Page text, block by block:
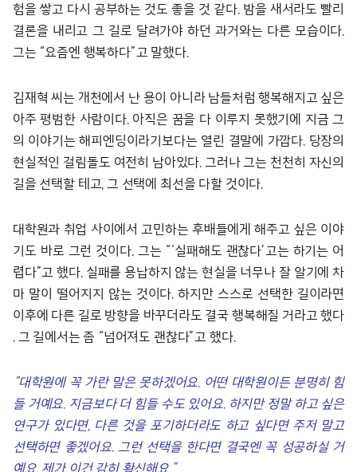
험을 쌓고 다시 공부하는 것도 좋을 것 같다. 밤을 새서라도 빨리
결론을 내리고 그 길로 달려가야 하던 과거와는 다른 모습이다.
그는 “요즘엔 행복하다”고 말했다.
김재혁 씨는 개천에서 난 용이 아니라 남들처럼 행복해지고 싶은
아주 평범한 사람이다. 아직은 꿈을 다 이루지 못했기에 지금 그
의 이야기는 해피엔딩이라기보다는 열린 결말에 가깝다. 당장의
현실적인 걸림돌도 여전히 남아있다. 그러나 그는 천천히 자신의
길을 선택할 테고, 그 선택에 최선을 다할 것이다.
대학원과 취업 사이에서 고민하는 후배들에게 해주고 싶은 이야
기도 바로 그런 것이다. 그는 “‘실패해도 괜찮다’고는 하기는 어
렵다”고 했다. 실패를 용납하지 않는 현실을 너무나 잘 알기에 차
마 말이 떨어지지 않는 것이다. 하지만 스스로 선택한 길이라면
이후에 다른 길로 방향을 바꾸더라도 결국 행복해질 거라고 했다
. 그 길에서는 좀 “넘어져도 괜찮다”고 했다.
“대학원에 꼭 가란 말은 못하겠어요. 어떤 대학원이든 분명히 힘
들 거예요. 지금보다 더 힘들 수도 있어요. 하지만 정말 하고 싶은
연구가 있다면, 다른 것을 포기하더라도 하고 싶다면 주저 말고
선택하면 좋겠어요.그런 선택을 한다면 결국엔 꼭 성공하실 거
예요. 제가 이건 감히 확신해요.”